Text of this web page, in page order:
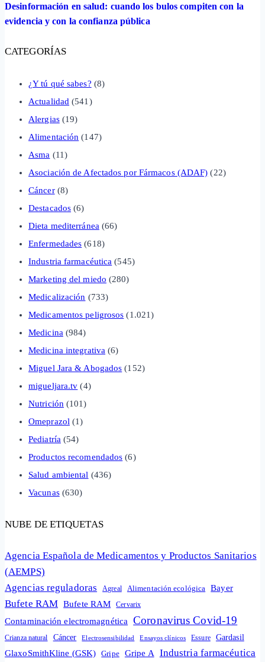
Desinformación en salud: cuando los bulos compiten con la
evidencia y con la confianza pública
CATEGORÍAS
¿Y tú qué sabes? (8)
Actualidad (541)
Alergias(19)
Alimentación (147)
Asma (11)
Asociación de Afectados por Fármacos (ADAF) (22)
Cáncer(8)
Destacados (6)
Dieta mediterránea (66)
Enfermedades (618)
Industria farmacéutica (545)
Marketing del miedo (280)
Medicalización (733)
Medicamentos peligrosos (1.021)
Medicina (984)
Medicina integrativa (6)
Miguel Jara & Abogados (152)
migueljara.tv (4)
Nutrición (101)
Omeprazol (1)
Pediatría (54)
Productos recomendados (6)
Salud ambiental (436)
Vacunas(630)
NUBE DE ETIQUETAS
Agencia Española de Medicamentos y Productos Sanitarios
(AEMPS)
Agencias reguladoras
Agreal Alimentación ecológica Bayer
Bufete RAM Bufete RAM Cervarix
Contaminación electromagnética Coronavirus Covid-19
Crianza natural Cáncer Electrosensibilidad Ensayos clínicos Essure Gardasil
GlaxoSmithKline (GSK) Gripe Gripe A Industria farmacéutica